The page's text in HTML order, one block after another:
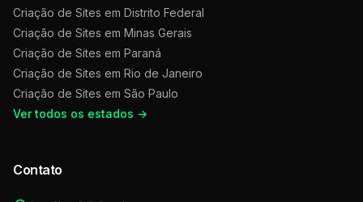
Criação de Sites em Distrito Federal
Criação de Sites em Minas Gerais
Criação de Sites em Paraná
Criação de Sites em Rio de Janeiro
Criação de Sites em São Paulo
Ver todos os estados →
Contato